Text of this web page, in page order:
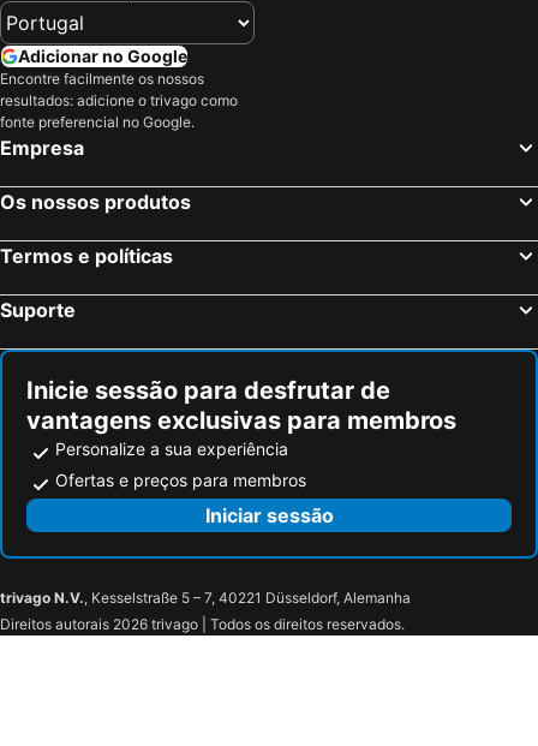
Adicionar no Google
Encontre facilmente os nossos
resultados: adicione o trivago como
fonte preferencial no Google.
Empresa
Os nossos produtos
Termos e políticas
Suporte
Inicie sessão para desfrutar de
vantagens exclusivas para membros
Personalize a sua experiência
Ofertas e preços para membros
Iniciar sessão
trivago N.V., Kesselstraße 5 – 7, 40221 Düsseldorf, Alemanha
Direitos autorais 2026 trivago | Todos os direitos reservados.